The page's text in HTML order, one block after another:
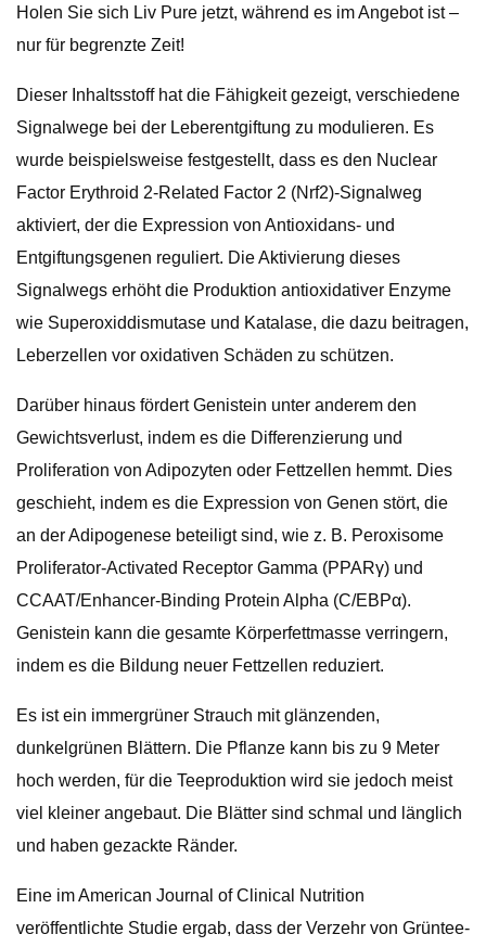
Holen Sie sich Liv Pure jetzt, während es im Angebot ist –
nur für begrenzte Zeit!
Dieser Inhaltsstoff hat die Fähigkeit gezeigt, verschiedene
Signalwege bei der Leberentgiftung zu modulieren. Es
wurde beispielsweise festgestellt, dass es den Nuclear
Factor Erythroid 2-Related Factor 2 (Nrf2)-Signalweg
aktiviert, der die Expression von Antioxidans- und
Entgiftungsgenen reguliert. Die Aktivierung dieses
Signalwegs erhöht die Produktion antioxidativer Enzyme
wie Superoxiddismutase und Katalase, die dazu beitragen,
Leberzellen vor oxidativen Schäden zu schützen.
Darüber hinaus fördert Genistein unter anderem den
Gewichtsverlust, indem es die Differenzierung und
Proliferation von Adipozyten oder Fettzellen hemmt. Dies
geschieht, indem es die Expression von Genen stört, die
an der Adipogenese beteiligt sind, wie z. B. Peroxisome
Proliferator-Activated Receptor Gamma (PPARγ) und
CCAAT/Enhancer-Binding Protein Alpha (C/EBPα).
Genistein kann die gesamte Körperfettmasse verringern,
indem es die Bildung neuer Fettzellen reduziert.
Es ist ein immergrüner Strauch mit glänzenden,
dunkelgrünen Blättern. Die Pflanze kann bis zu 9 Meter
hoch werden, für die Teeproduktion wird sie jedoch meist
viel kleiner angebaut. Die Blätter sind schmal und länglich
und haben gezackte Ränder.
Eine im American Journal of Clinical Nutrition
veröffentlichte Studie ergab, dass der Verzehr von Grüntee-